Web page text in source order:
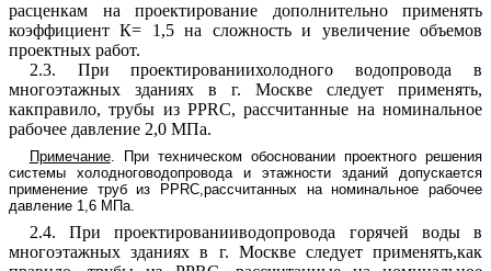
расценкам на проектирование дополнительно применять
коэффициент К= 1,5 на сложность и увеличение объемов
проектных работ.
2.3. При проектированиихолодного водопровода в
многоэтажных зданиях в г. Москве следует применять,
какправило, трубы из PPRC, рассчитанные на номинальное
рабочее давление 2,0 МПа.
Примечание. При техническом обосновании проектного решения
системы холодноговодопровода и этажности зданий допускается
применение труб из PPRC,рассчитанных на номинальное рабочее
давление 1,6 МПа.
2.4. При проектированииводопровода горячей воды в
многоэтажных зданиях в г. Москве следует применять,как